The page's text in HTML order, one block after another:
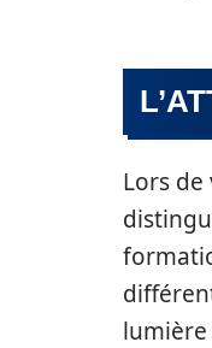
Lors de